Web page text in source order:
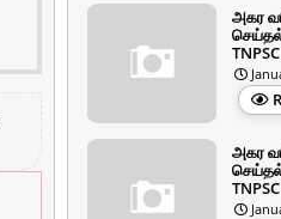
அகர
அகர